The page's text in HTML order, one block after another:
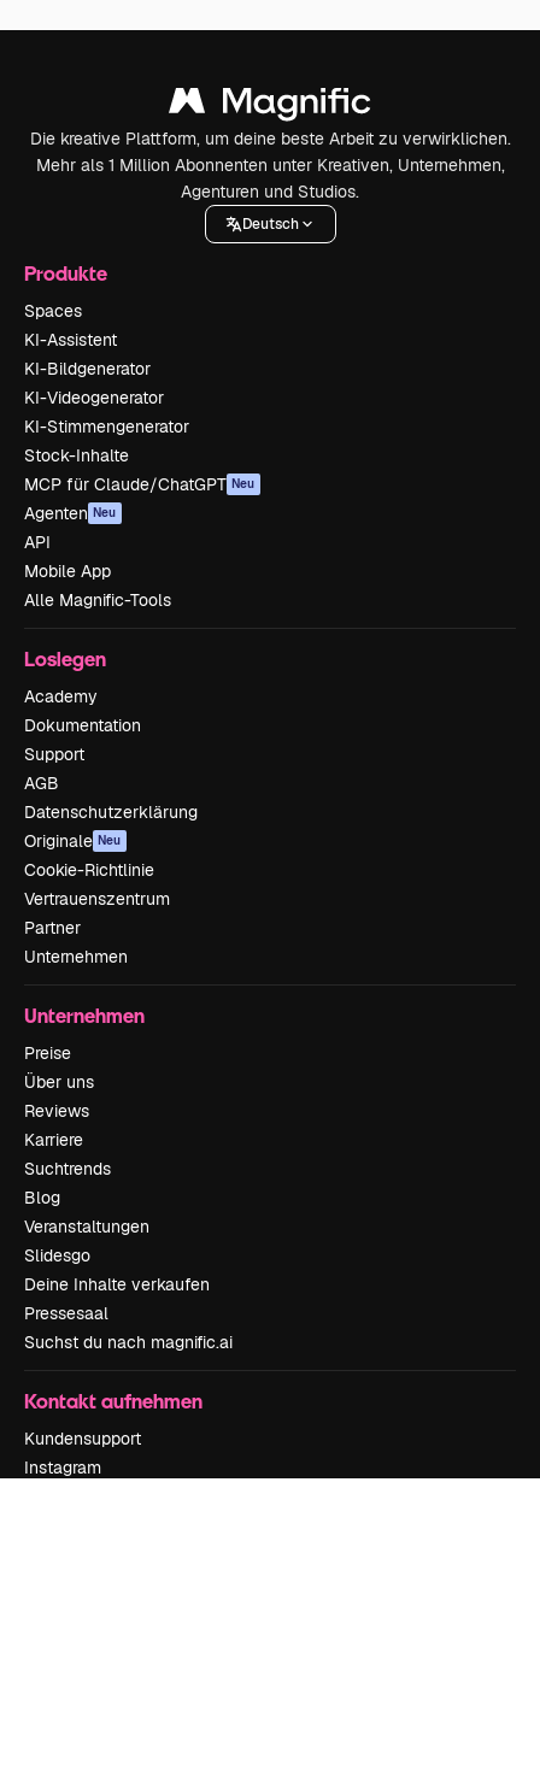
Die kreative Plattform, um deine beste Arbeit zu verwirklichen.
Mehr als 1 Million Abonnenten unter Kreativen, Unternehmen,
Agenturen und Studios.
Deutsch
Produkte
Spaces
KI-Assistent
KI-Bildgenerator
KI-Videogenerator
KI-Stimmengenerator
Stock-Inhalte
MCP für Claude/ChatGPT Neu
Agenten Neu
API
Mobile App
Alle Magnific-Tools
Loslegen
Academy
Dokumentation
Support
AGB
Datenschutzerklärung
Originale Neu
Cookie-Richtlinie
Vertrauenszentrum
Partner
Unternehmen
Unternehmen
Preise
Über uns
Reviews
Karriere
Suchtrends
Blog
Veranstaltungen
Slidesgo
Deine Inhalte verkaufen
Pressesaal
Suchst du nach magnific.ai
Kontakt aufnehmen
Kundensupport
Instagram